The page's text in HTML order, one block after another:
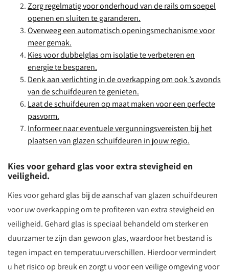
Zorg regelmatig voor onderhoud van de rails om soepel
openen en sluiten te garanderen.
Overweeg een automatisch openingsmechanisme voor
meer gemak.
Kies voor dubbelglas om isolatie te verbeteren en
energie te besparen.
Denk aan verlichting in de overkapping om ook ’s avonds
van de schuifdeuren te genieten.
Laat de schuifdeuren op maat maken voor een perfecte
pasvorm.
Informeer naar eventuele vergunningsvereisten bij het
plaatsen van glazen schuifdeuren in jouw regio.
Kies voor gehard glas voor extra stevigheid en
veiligheid.
Kies voor gehard glas bij de aanschaf van glazen schuifdeuren
voor uw overkapping om te profiteren van extra stevigheid en
veiligheid. Gehard glas is speciaal behandeld om sterker en
duurzamer te zijn dan gewoon glas, waardoor het bestand is
tegen impact en temperatuurverschillen. Hierdoor vermindert
u het risico op breuk en zorgt u voor een veilige omgeving voor